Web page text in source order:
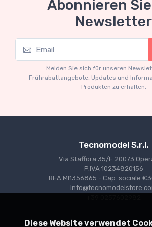
Mythos Collection 1-18
Ferrari 166 MM Abarth Metallic
€227.05 €239.00
Abonnieren
Newsletter
Melden Sie sich für unseren
Frührabattangebote, Updates und
Produkten zu erhalten.
Tecnomodel S.r.l.
Via Staffora 35/E 20073
P.IVA 10234820156
REA MI1356865 - Cap. sociale
Diese Website verwendet